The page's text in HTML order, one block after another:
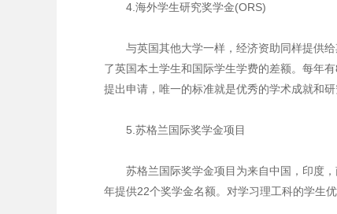
4.海外学生研究奖学金(ORS)
与英国其他大学一样，经济资助同样提供给
了英国本土学生和国际学生学费的差额。每年
提出申请，唯一的标准就是优秀的学术成就和研
5.苏格兰国际奖学金项目
苏格兰国际奖学金项目为来自中国，印度，
年提供22个奖学金名额。对学习理工科的学生优